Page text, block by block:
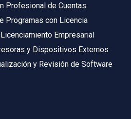
Profesional de Cuentas
Programas con Licencia
Empresarial
y Dispositivos Externos
y Revisión de Software